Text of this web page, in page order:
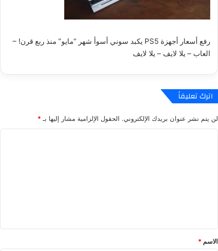
رفع أسعار أجهزة PS5 يكبد سوني أسوأ شهر “مايو” منذ ربع قرن! –
العاب – يلا لايف – يلا لايف
اترك تعليقاً
لن يتم نشر عنوان بريدك الإلكتروني. الحقول الإلزامية مشار إليها بـ *
*
الاسم *